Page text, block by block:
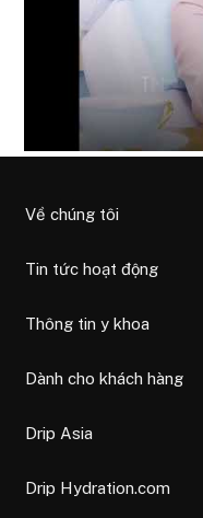
Về chúng tôi
Tin tức hoạt động
Thông tin y khoa
Dành cho khách hàng
Drip Asia
Drip Hydration.com